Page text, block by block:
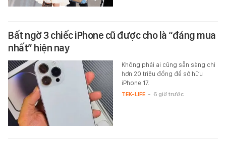
Bất ngờ 3 chiếc iPhone cũ được cho là “đáng mua
nhất” hiện nay
Không phải ai cũng sẵn sàng chi
hơn 20 triệu đồng để sở hữu
iPhone 17.
TEK-LIFE - 6 giờ trước